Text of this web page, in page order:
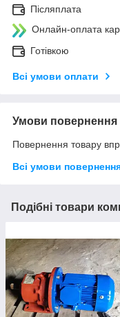
Післяплата
Онлайн-оплата
Готівкою
Всі умови оплати
Умови повернення
Повернення товару
Всі умови
Подібні товари